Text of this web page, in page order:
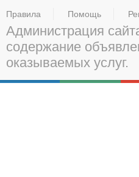
Правила Помощь
Администрация
содержание
оказываемых услуг.